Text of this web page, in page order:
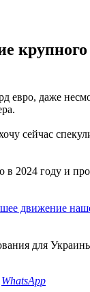
даже
сейчас
в 2024 году и
движение
для
WhatsApp